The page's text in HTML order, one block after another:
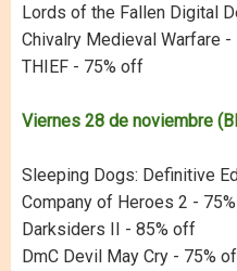
Lords of the Fallen Digital
Chivalry Medieval Warfare
THIEF - 75% off
Viernes 28 de noviembre
Sleeping Dogs: Definitive
Company of Heroes 2 -
Darksiders II - 85% off
DmC Devil May Cry - 75%